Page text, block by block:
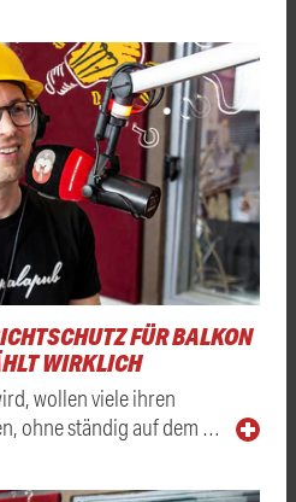
FÜR BALKON
WIRKLICH
wollen viele ihren
ohne ständig auf dem …